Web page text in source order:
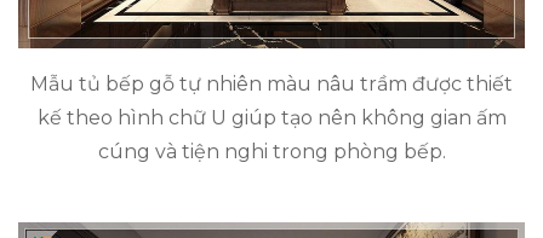
Mẫu tủ bếp gỗ tự nhiên màu nâu trầm được thiết
kế theo hình chữ U giúp tạo nên không gian ấm
cúng và tiện nghi trong phòng bếp.